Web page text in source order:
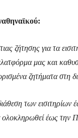
ζήτησης για τα
μας και
ζητήματα στη
των
έως την